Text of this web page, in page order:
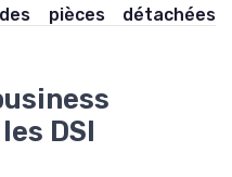
pièces détachées
DSI